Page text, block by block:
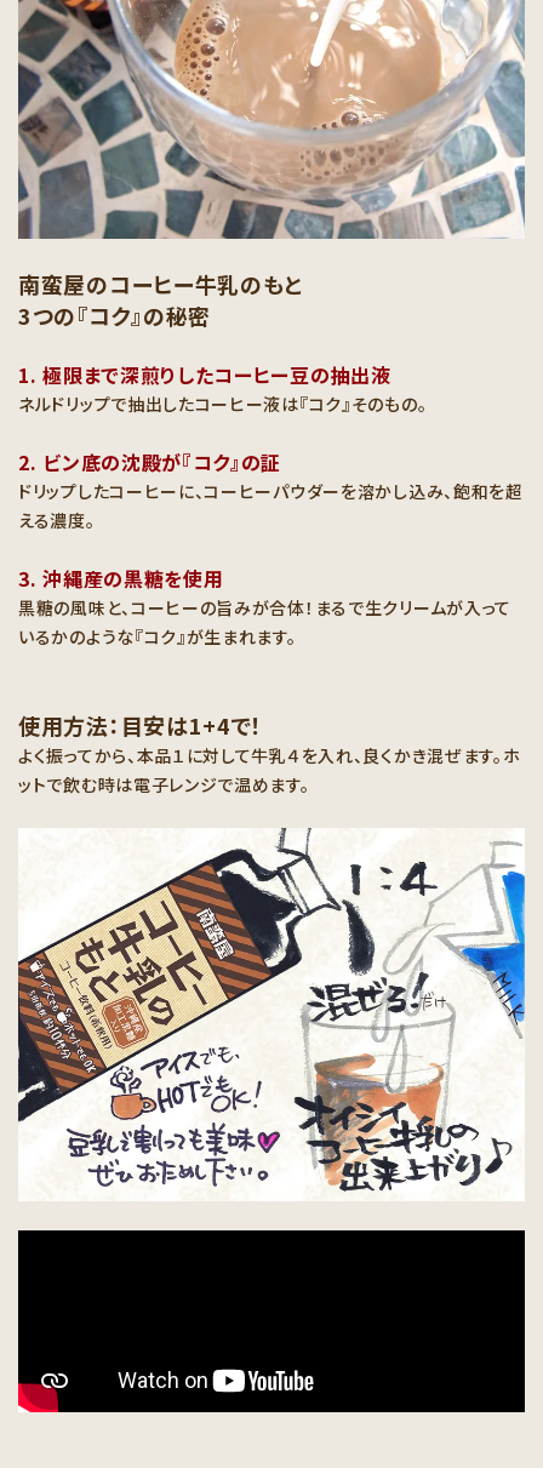
南蛮屋のコーヒー牛乳のもと
3つの『コク』の秘密
1. 極限まで深煎りしたコーヒー豆の抽出液
ネルドリップで抽出したコーヒー液は『コク』そのもの。
2. ビン底の沈殿が『コク』の証
ドリップしたコーヒーに、コーヒーパウダーを溶かし込み、飽和を超
える濃度。
3. 沖縄産の黒糖を使用
黒糖の風味と、コーヒーの旨みが合体！まるで生クリームが入って
いるかのような『コク』が生まれます。
使用方法：目安は1+4で！
よく振ってから、本品１に対して牛乳４を入れ、良くかき混ぜます。ホ
ットで飲む時は電子レンジで温めます。